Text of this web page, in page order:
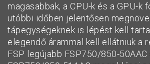
magasabbak, a CPU-k és a GPU-k
utóbbi időben jelentősen
tápegységeknek is lépést kell
elegendő árammal kell ellátniuk a
FSP legújabb FSP750/850-50AAC